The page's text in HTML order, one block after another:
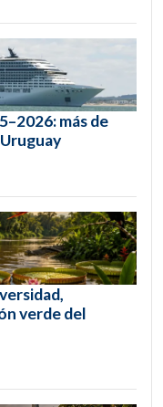
más de
verde del